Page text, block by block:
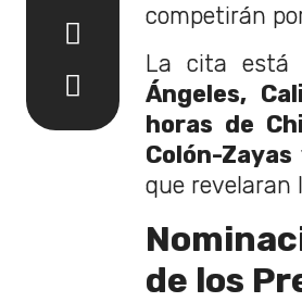
competirán
La cita está
Ángeles,
horas de
Colón-
que revelaran
de los